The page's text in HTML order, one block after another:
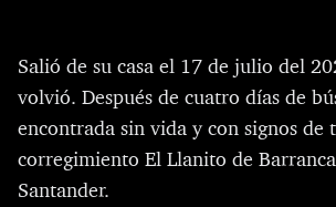
Salió de su casa el 17 de julio del
volvió. Después de cuatro días de
encontrada sin vida y con signos de
corregimiento El Llanito de
Santander.